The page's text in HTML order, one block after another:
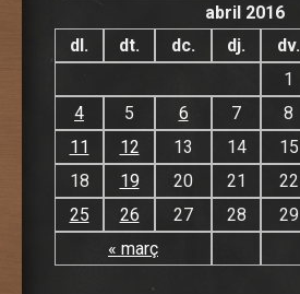
abril 2016
dl.
dt. dc. dj. dv.
« març
1
4
5 6 7 8
11
12 13 14 15
18
19 20 21 22
25
26 27 28 29